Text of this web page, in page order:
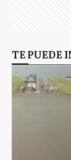
TL
TE PUEDE